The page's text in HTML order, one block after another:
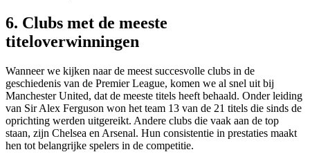
6. Clubs met de meeste
titeloverwinningen
Wanneer we kijken naar de meest succesvolle clubs in de
geschiedenis van de Premier League, komen we al snel uit bij
Manchester United, dat de meeste titels heeft behaald. Onder leiding
van Sir Alex Ferguson won het team 13 van de 21 titels die sinds de
oprichting werden uitgereikt. Andere clubs die vaak aan de top
staan, zijn Chelsea en Arsenal. Hun consistentie in prestaties maakt
hen tot belangrijke spelers in de competitie.